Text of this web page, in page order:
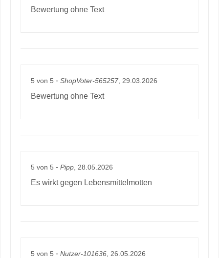
Bewertung ohne Text
5 von 5 - ShopVoter-565257 , 29.03.2026
Bewertung ohne Text
5 von 5 - Pipp , 28.05.2026
Es wirkt gegen Lebensmittelmotten
5 von 5 - Nutzer-101636 , 26.05.2026